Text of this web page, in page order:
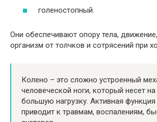
голеностопный.
Они обеспечивают опору тела,
организм от толчков и сотрясений при
Колено – это сложно устроенный
человеческой ноги, который несет
большую нагрузку. Активная функция
приводит к травмам, воспалениям,